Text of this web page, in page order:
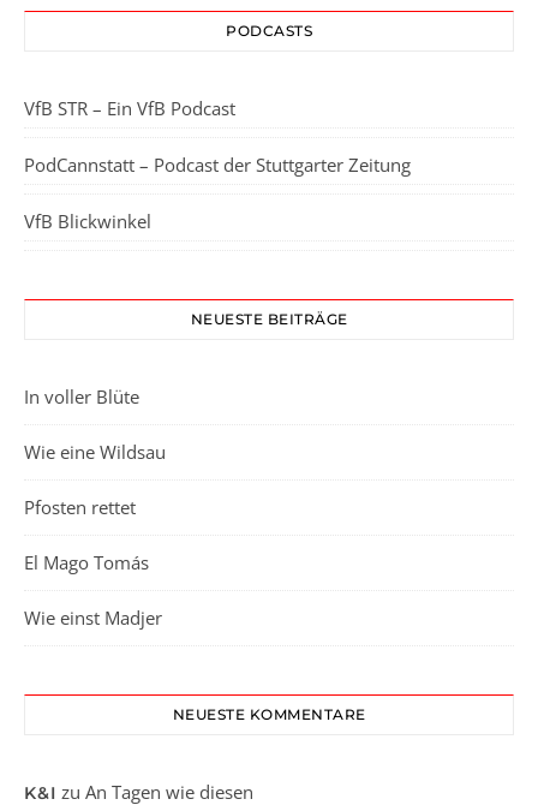
PODCASTS
VfB STR – Ein VfB Podcast
PodCannstatt – Podcast der Stuttgarter Zeitung
VfB Blickwinkel
NEUESTE BEITRÄGE
In voller Blüte
Wie eine Wildsau
Pfosten rettet
El Mago Tomás
Wie einst Madjer
NEUESTE KOMMENTARE
K&I zu An Tagen wie diesen